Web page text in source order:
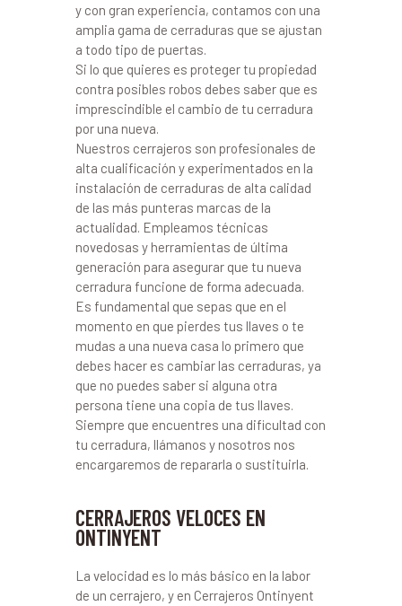
y con gran experiencia, contamos con una
amplia gama de cerraduras que se ajustan
a todo tipo de puertas.
Si lo que quieres es proteger tu propiedad
contra posibles robos debes saber que es
imprescindible el cambio de tu cerradura
por una nueva.
Nuestros cerrajeros son profesionales de
alta cualificación y experimentados en la
instalación de cerraduras de alta calidad
de las más punteras marcas de la
actualidad. Empleamos técnicas
novedosas y herramientas de última
generación para asegurar que tu nueva
cerradura funcione de forma adecuada.
Es fundamental que sepas que en el
momento en que pierdes tus llaves o te
mudas a una nueva casa lo primero que
debes hacer es cambiar las cerraduras, ya
que no puedes saber si alguna otra
persona tiene una copia de tus llaves.
Siempre que encuentres una dificultad con
tu cerradura, llámanos y nosotros nos
encargaremos de repararla o sustituirla.
CERRAJEROS VELOCES EN
ONTINYENT
La velocidad es lo más básico en la labor
de un cerrajero, y en Cerrajeros Ontinyent